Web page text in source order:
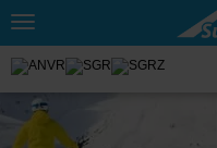
Toggle